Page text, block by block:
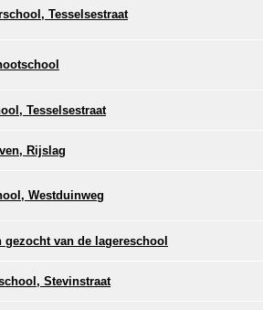
Tesselsestraat
Tesselsestraat
Rijslag
Westduinweg
gezocht van de lagereschool
Stevinstraat